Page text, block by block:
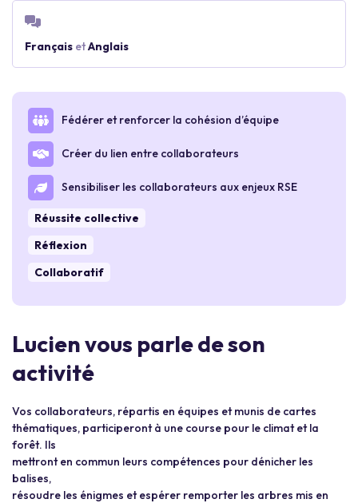
Français etAnglais
Fédérer et renforcer la cohésion d’équipe
Créer du lien entre collaborateurs
Sensibiliser les collaborateurs aux enjeux RSE
Réussite collective
Réflexion
Collaboratif
Lucien vous parle de son
activité
Vos collaborateurs, répartis en équipes et munis de cartes
thématiques, participeront à une course pour le climat et la
forêt. Ils
mettront en commun leurs compétences pour dénicher les
balises,
résoudre les énigmes et espérer remporter les arbres mis en